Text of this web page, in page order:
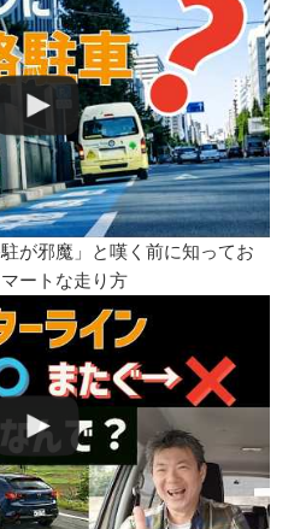
が邪魔」と嘆く前に知ってお
ートな走り方